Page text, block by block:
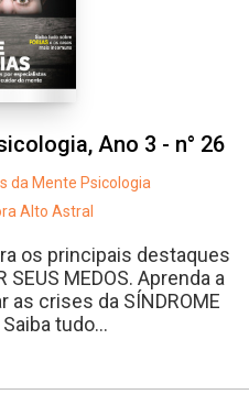
Ano 3 - n° 26
da Mente Psicologia
Alto Astral
os principais destaques
SEUS MEDOS. Aprenda a
crises da SÍNDROME
Saiba tudo...